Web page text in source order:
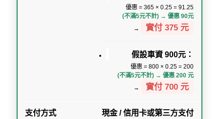
優惠 = 365 × 0.25 = 91.25
(不滿5元不計) → 優惠 90元
→
實付 375 元
假設車資 900元：
優惠 = 800 × 0.25 = 200
(不滿5元不計) → 優惠 200 元
→
實付 700 元
現金 / 信用卡或第三方支付